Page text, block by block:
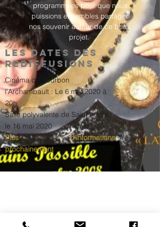
programmées pour que nous
puissions ensembles partager
nos souvenir autour de ce beau
projet.
Les dates des
rediffusions
Cinéma de Bourbon
l'Archambault : Le 6 mai 2020 à
20h
Salle polyvalente de Saint Aubin :
le 16 mai 2020
Plus d'informations
prochainement